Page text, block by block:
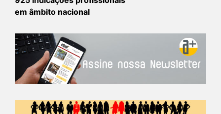
em âmbito nacional